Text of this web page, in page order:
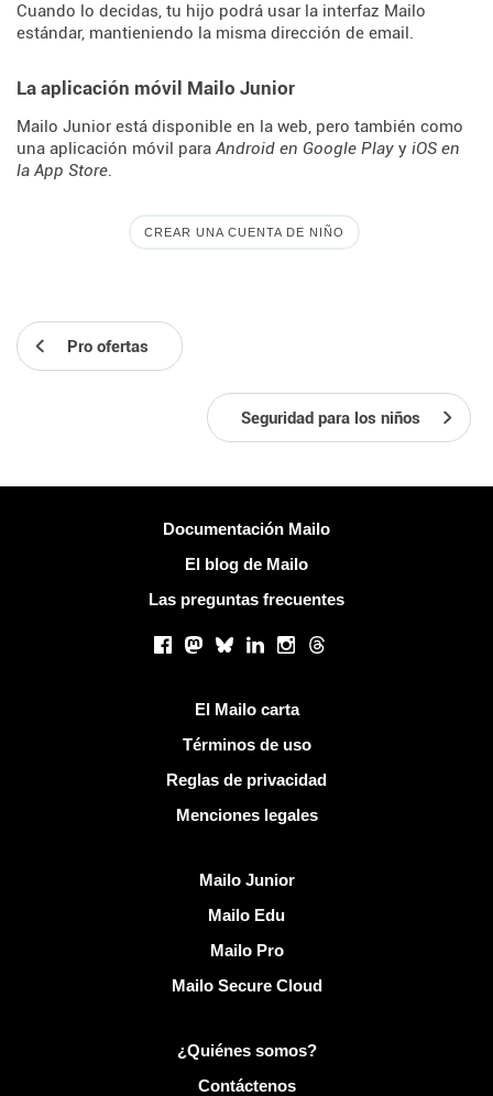
Cuando lo decidas, tu hijo podrá usar la interfaz Mailo
estándar, mantieniendo la misma dirección de email.
La aplicación móvil Mailo Junior
Mailo Junior está disponible en la web, pero también como
una aplicación móvil para Android en Google Play y iOS en
la App Store.
CREAR UNA CUENTA DE NIÑO
Pro ofertas
Seguridad para los niños
Documentación Mailo
El blog de Mailo
Las preguntas frecuentes
Facebook
Mastodon
BlueskyLinkedInInstagram
Threads
El Mailo carta
Términos de uso
Reglas de privacidad
Menciones legales
Mailo Junior
Mailo Edu
Mailo Pro
Mailo Secure Cloud
Más información sobre Mailo¿Quiénes somos?
Contáctenos